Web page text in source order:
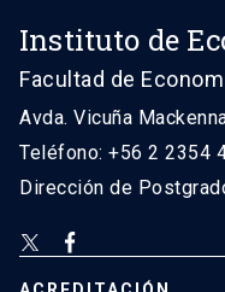
Instituto de
Facultad de
Avda. Vicuña
Teléfono: +56 2 2354
Dirección de